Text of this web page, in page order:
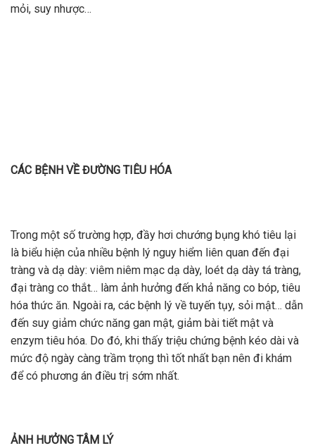
mỏi, suy nhược…
CÁC BỆNH VỀ ĐƯỜNG TIÊU HÓA
Trong một số trường hợp, đầy hơi chướng bụng khó tiêu lại
là biểu hiện của nhiều bệnh lý nguy hiểm liên quan đến đại
tràng và dạ dày: viêm niêm mạc dạ dày, loét dạ dày tá tràng,
đại tràng co thắt… làm ảnh hưởng đến khả năng co bóp, tiêu
hóa thức ăn. Ngoài ra, các bệnh lý về tuyến tụy, sỏi mật… dẫn
đến suy giảm chức năng gan mật, giảm bài tiết mật và
enzym tiêu hóa. Do đó, khi thấy triệu chứng bệnh kéo dài và
mức độ ngày càng trầm trọng thì tốt nhất bạn nên đi khám
để có phương án điều trị sớm nhất.
ẢNH HƯỞNG TÂM LÝ